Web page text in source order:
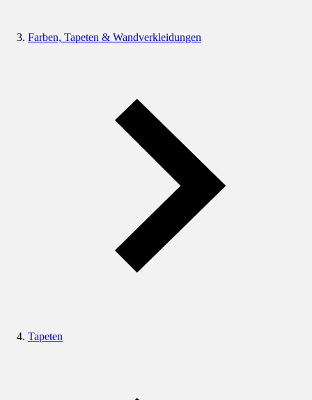
Farben, Tapeten & Wandverkleidungen
Tapeten